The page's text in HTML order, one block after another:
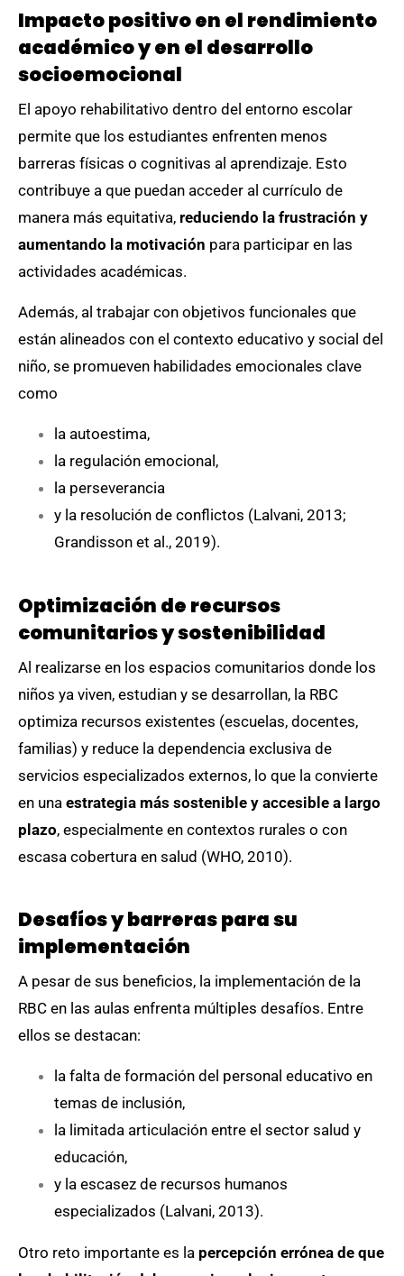
Impacto positivo en el rendimiento
académico y en el desarrollo
socioemocional
El apoyo rehabilitativo dentro del entorno escolar
permite que los estudiantes enfrenten menos
barreras físicas o cognitivas al aprendizaje. Esto
contribuye a que puedan acceder al currículo de
manera más equitativa, reduciendo la frustración y
aumentando la motivación para participar en las
actividades académicas.
Además, al trabajar con objetivos funcionales que
están alineados con el contexto educativo y social del
niño, se promueven habilidades emocionales clave
como
la autoestima,
la regulación emocional,
la perseverancia
y la resolución de conflictos (Lalvani, 2013;
Grandisson et al., 2019).
Optimización de recursos
comunitarios y sostenibilidad
Al realizarse en los espacios comunitarios donde los
niños ya viven, estudian y se desarrollan, la RBC
optimiza recursos existentes (escuelas, docentes,
familias) y reduce la dependencia exclusiva de
servicios especializados externos, lo que la convierte
en una estrategia más sostenible y accesible a largo
plazo, especialmente en contextos rurales o con
escasa cobertura en salud (WHO, 2010).
Desafíos y barreras para su
implementación
A pesar de sus beneficios, la implementación de la
RBC en las aulas enfrenta múltiples desafíos. Entre
ellos se destacan:
la falta de formación del personal educativo en
temas de inclusión,
la limitada articulación entre el sector salud y
educación,
y la escasez de recursos humanos
especializados (Lalvani, 2013).
Otro reto importante es la percepción errónea de que